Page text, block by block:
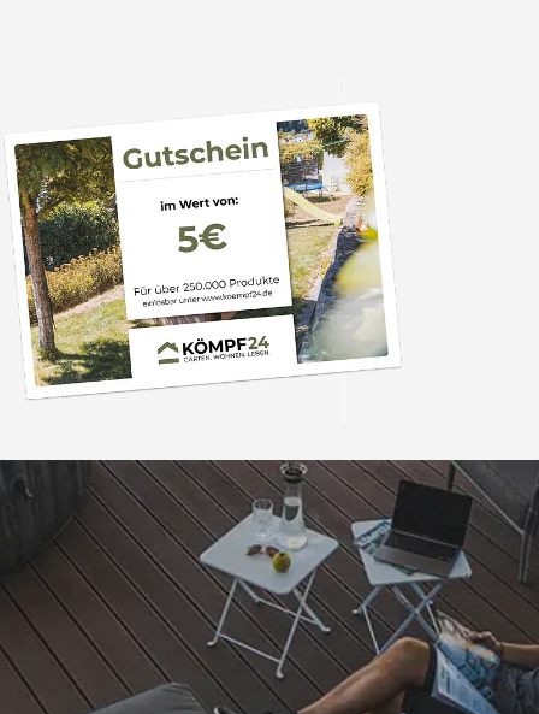
Trusted Shops
4,83/ 5
16.901 Bewertungen
„Super schnell
100%. Alles wie
“